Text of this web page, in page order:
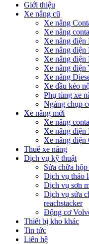
Giới thiệu
Xe nâng cũ
Xe nâng
Xe nâng
Xe nâng điện
Xe nâng điện
Xe nâng
Xe nâng điện
Xe nâng
Xe đầu kéo
Phụ tùng xe
Ngáng chụp
Xe nâng mới
Xe nâng
Xe nâng điện
Xe nâng điện
Thuê xe nâng
Dịch vụ kỹ thuật
Sửa chữa
Dịch vụ tháo
Dịch vụ sơn
Dịch vụ sửa
reachstacker
Động cơ
Thiết bị kho khác
Tin tức
Liên hệ